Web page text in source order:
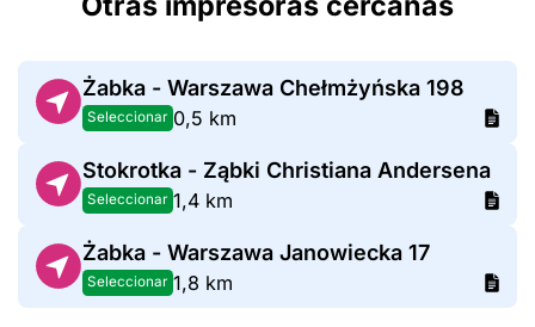
Żabka - Warszawa Chełmżyńska 198
Seleccionar 0,5 km
Stokrotka - Ząbki Christiana Andersena
Seleccionar 1,4 km
Żabka - Warszawa Janowiecka 17
Seleccionar 1,8 km